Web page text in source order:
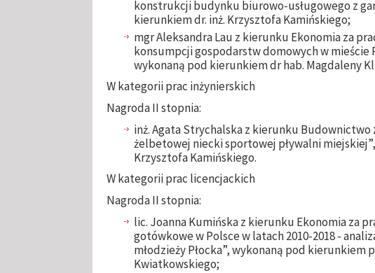
konstrukcji budynku biurowo-usługowego z
kierunkiem dr. inż. Krzysztofa Kamińskiego;
mgr Aleksandra Lau z kierunku Ekonomia za
konsumpcji gospodarstw domowych w mieście
wykonaną pod kierunkiem dr hab. Magdaleny
W kategorii prac inżynierskich
Nagroda II stopnia:
inż. Agata Strychalska z kierunku Budownictwo
żelbetowej niecki sportowej pływalni
Krzysztofa Kamińskiego.
W kategorii prac licencjackich
Nagroda II stopnia:
lic. Joanna Kumińska z kierunku Ekonomia za
gotówkowe w Polsce w latach 2010-2018 -
młodzieży Płocka”, wykonaną pod kierunkiem
Kwiatkowskiego;